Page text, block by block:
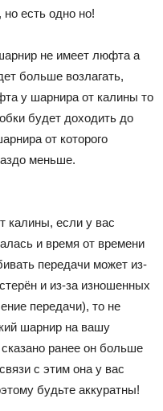
есть одно но!
не имеет люфта а
больше возлагать,
у шарнира от калины то
будет доходить до
от которого
меньше.
калины, если у вас
и время от времени
передачи может из-
и из-за изношенных
передачи), то не
шарнир на вашу
ранее он больше
с этим она у вас
будьте аккуратны!